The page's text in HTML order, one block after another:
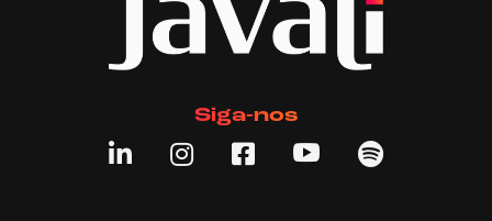
Siga-nos
    